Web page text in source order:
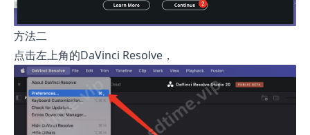
方法二
点击左上角的DaVinci Resolve，